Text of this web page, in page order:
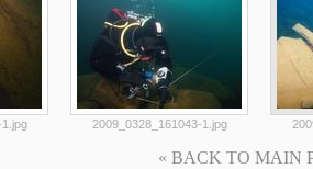
2009_0328_161043-1.jpg
« BACK TO MAIN